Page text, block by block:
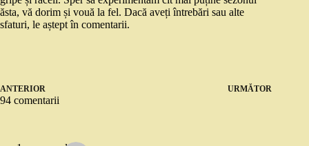
ăsta, vă dorim și vouă la fel. Dacă aveți întrebări sau alte
sfaturi, le aștept în comentarii.
ANTERIOR URMĂTOR
94 comentarii